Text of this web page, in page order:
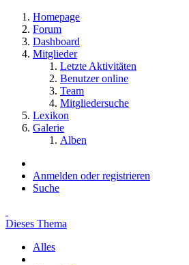
Homepage
Forum
Dashboard
Mitglieder
Letzte Aktivitäten
Benutzer online
Team
Mitgliedersuche
Lexikon
Galerie
Alben
Anmelden oder registrieren
Suche
Dieses Thema
Alles